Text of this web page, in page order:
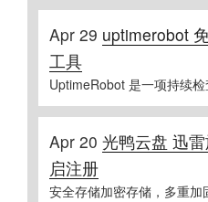
Apr 29 uptimerobot
工具
UptimeRobot 是一项持续
Apr 20 光鸭云盘 迅
启注册
安全存储加密存储，多重